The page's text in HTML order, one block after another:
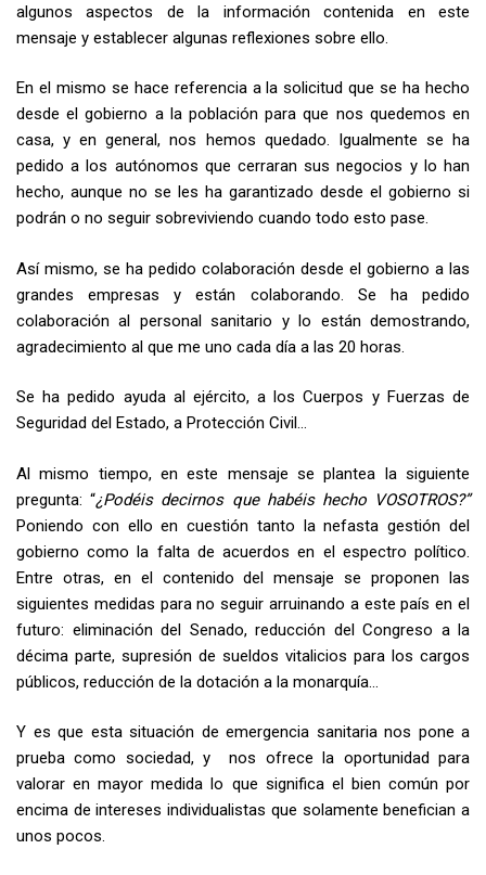
algunos aspectos de la información contenida en este
mensaje y establecer algunas reflexiones sobre ello.
En el mismo se hace referencia a la solicitud que se ha hecho
desde el gobierno a la población para que nos quedemos en
casa, y en general, nos hemos quedado. Igualmente se ha
pedido a los autónomos que cerraran sus negocios y lo han
hecho, aunque no se les ha garantizado desde el gobierno si
podrán o no seguir sobreviviendo cuando todo esto pase.
Así mismo, se ha pedido colaboración desde el gobierno a las
grandes empresas y están colaborando. Se ha pedido
colaboración al personal sanitario y lo están demostrando,
agradecimiento al que me uno cada día a las 20 horas.
Se ha pedido ayuda al ejército, a los Cuerpos y Fuerzas de
Seguridad del Estado, a Protección Civil…
Al mismo tiempo, en este mensaje se plantea la siguiente
pregunta: “¿Podéis decirnos que habéis hecho VOSOTROS?”
Poniendo con ello en cuestión tanto la nefasta gestión del
gobierno como la falta de acuerdos en el espectro político.
Entre otras, en el contenido del mensaje se proponen las
siguientes medidas para no seguir arruinando a este país en el
futuro: eliminación del Senado, reducción del Congreso a la
décima parte, supresión de sueldos vitalicios para los cargos
públicos, reducción de la dotación a la monarquía…
Y es que esta situación de emergencia sanitaria nos pone a
prueba como sociedad, y nos ofrece la oportunidad para
valorar en mayor medida lo que significa el bien común por
encima de intereses individualistas que solamente benefician a
unos pocos.